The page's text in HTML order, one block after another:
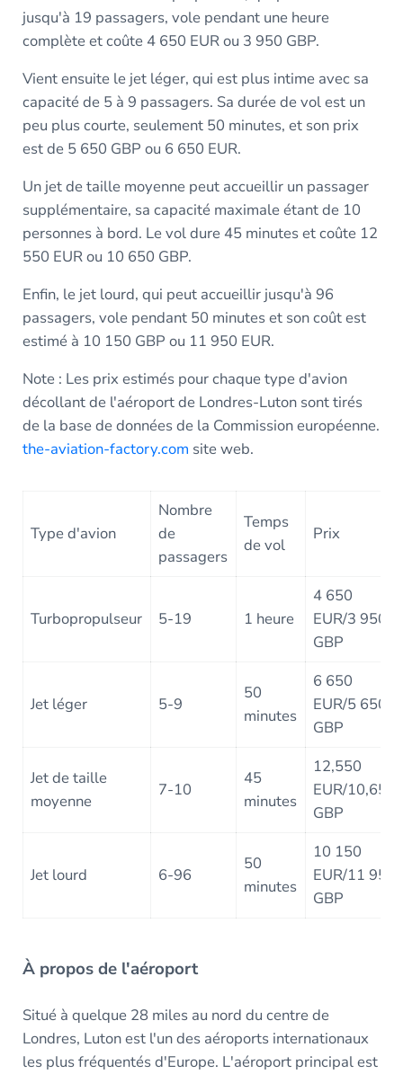
jusqu'à 19 passagers, vole pendant une heure
complète et coûte 4 650 EUR ou 3 950 GBP.
Vient ensuite le jet léger, qui est plus intime avec sa
capacité de 5 à 9 passagers. Sa durée de vol est un
peu plus courte, seulement 50 minutes, et son prix
est de 5 650 GBP ou 6 650 EUR.
Un jet de taille moyenne peut accueillir un passager
supplémentaire, sa capacité maximale étant de 10
personnes à bord. Le vol dure 45 minutes et coûte 12
550 EUR ou 10 650 GBP.
Enfin, le jet lourd, qui peut accueillir jusqu'à 96
passagers, vole pendant 50 minutes et son coût est
estimé à 10 150 GBP ou 11 950 EUR.
Note : Les prix estimés pour chaque type d'avion
décollant de l'aéroport de Londres-Luton sont tirés
de la base de données de la Commission européenne.
the-aviation-factory.com site web.
Type d'avion
Nombre
de
passagers
Temps
de vol
Prix
Turbopropulseur 5-19 1 heure
4 650
EUR/3 950
GBP
Jet léger 5-9
50
minutes
6 650
EUR/5 650
GBP
Jet de taille
moyenne
7-10
45
minutes
12,550
EUR/10,650
GBP
Jet lourd 6-96
50
minutes
10 150
EUR/11 950
GBP
À propos de l'aéroport
Situé à quelque 28 miles au nord du centre de
Londres, Luton est l'un des aéroports internationaux
les plus fréquentés d'Europe. L'aéroport principal est